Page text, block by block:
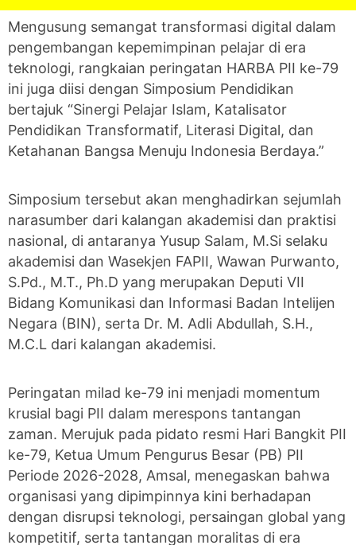
Mengusung semangat transformasi digital dalam
pengembangan kepemimpinan pelajar di era
teknologi, rangkaian peringatan HARBA PII ke-79
ini juga diisi dengan Simposium Pendidikan
bertajuk “Sinergi Pelajar Islam, Katalisator
Pendidikan Transformatif, Literasi Digital, dan
Ketahanan Bangsa Menuju Indonesia Berdaya.”
Simposium tersebut akan menghadirkan sejumlah
narasumber dari kalangan akademisi dan praktisi
nasional, di antaranya Yusup Salam, M.Si selaku
akademisi dan Wasekjen FAPII, Wawan Purwanto,
S.Pd., M.T., Ph.D yang merupakan Deputi VII
Bidang Komunikasi dan Informasi Badan Intelijen
Negara (BIN), serta Dr. M. Adli Abdullah, S.H.,
M.C.L dari kalangan akademisi.
Peringatan milad ke-79 ini menjadi momentum
krusial bagi PII dalam merespons tantangan
zaman. Merujuk pada pidato resmi Hari Bangkit PII
ke-79, Ketua Umum Pengurus Besar (PB) PII
Periode 2026-2028, Amsal, menegaskan bahwa
organisasi yang dipimpinnya kini berhadapan
dengan disrupsi teknologi, persaingan global yang
kompetitif, serta tantangan moralitas di era